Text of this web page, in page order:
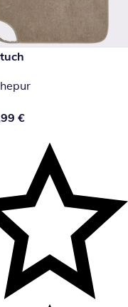
19,99 €
19,99 €
€
€ €